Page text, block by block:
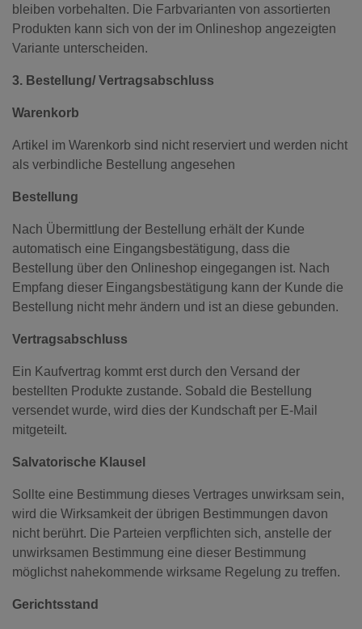
bleiben vorbehalten. Die Farbvarianten von assortierten
Produkten kann sich von der im Onlineshop angezeigten
Variante unterscheiden.
3. Bestellung/ Vertragsabschluss
Warenkorb
Artikel im Warenkorb sind nicht reserviert und werden nicht
als verbindliche Bestellung angesehen
Bestellung
Nach Übermittlung der Bestellung erhält der Kunde
automatisch eine Eingangsbestätigung, dass die
Bestellung über den Onlineshop eingegangen ist. Nach
Empfang dieser Eingangsbestätigung kann der Kunde die
Bestellung nicht mehr ändern und ist an diese gebunden.
Vertragsabschluss
Ein Kaufvertrag kommt erst durch den Versand der
bestellten Produkte zustande. Sobald die Bestellung
versendet wurde, wird dies der Kundschaft per E-Mail
mitgeteilt.
Salvatorische Klausel
Sollte eine Bestimmung dieses Vertrages unwirksam sein,
wird die Wirksamkeit der übrigen Bestimmungen davon
nicht berührt. Die Parteien verpflichten sich, anstelle der
unwirksamen Bestimmung eine dieser Bestimmung
möglichst nahekommende wirksame Regelung zu treffen.
Gerichtsstand